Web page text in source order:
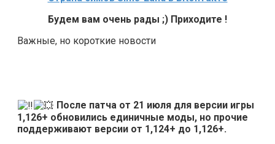
Будем вам очень рады ;) Приходите !
Важные, но короткие новости
После патча от 21 июля для версии игры
1,126+ обновились единичные моды, но прочие
поддерживают версии от 1,124+ до 1,126+.